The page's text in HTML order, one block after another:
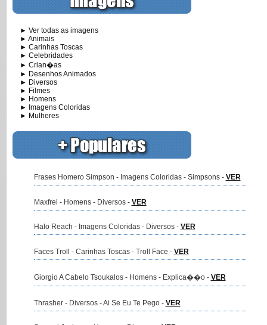
► Ver todas as imagens
► Animais
► Carinhas Toscas
► Celebridades
► Crian�as
► Desenhos Animados
► Diversos
► Filmes
► Homens
► Imagens Coloridas
► Mulheres
Frases Homero Simpson - Imagens Coloridas - Simpsons - VER
Maxfrei - Homens - Diversos - VER
Halo Reach - Imagens Coloridas - Diversos - VER
Faces Troll - Carinhas Toscas - Troll Face - VER
Giorgio A Cabelo Tsoukalos - Homens - Explica��o - VER
Thrasher - Diversos - Ai Se Eu Te Pego - VER